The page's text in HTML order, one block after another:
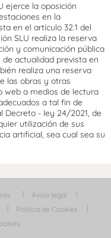
ejerce la oposición
en la
en el artículo 32.1 del
SLU realiza la reserva
y comunicación pública
actualidad prevista en
realiza una reserva
las obras y otras
web a medios de lectura
a tal fin de
Decreto - ley 24/2021, de
utilización de sus
artificial, sea cual sea su
Aviso legal
Política de Cookies